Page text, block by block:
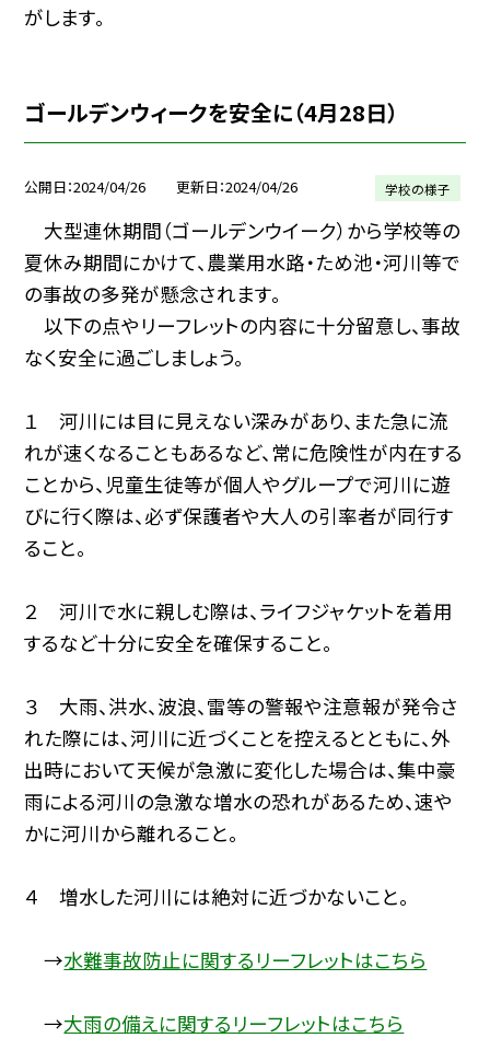
がします。
ゴールデンウィークを安全に（4月28日）
公開日 2024/04/26 更新日 2024/04/26 学校の様子
大型連休期間（ゴールデンウイーク）から学校等の
夏休み期間にかけて、農業用水路・ため池・河川等で
の事故の多発が懸念されます。
以下の点やリーフレットの内容に十分留意し、事故
なく安全に過ごしましょう。
１ 河川には目に見えない深みがあり、また急に流
れが速くなることもあるなど、常に危険性が内在する
ことから、児童生徒等が個人やグループで河川に遊
びに行く際は、必ず保護者や大人の引率者が同行す
ること。
２ 河川で水に親しむ際は、ライフジャケットを着用
するなど十分に安全を確保すること。
３ 大雨、洪水、波浪、雷等の警報や注意報が発令さ
れた際には、河川に近づくことを控えるとともに、外
出時において天候が急激に変化した場合は、集中豪
雨による河川の急激な増水の恐れがあるため、速や
かに河川から離れること。
４ 増水した河川には絶対に近づかないこと。
→水難事故防止に関するリーフレットはこちら
→大雨の備えに関するリーフレットはこちら